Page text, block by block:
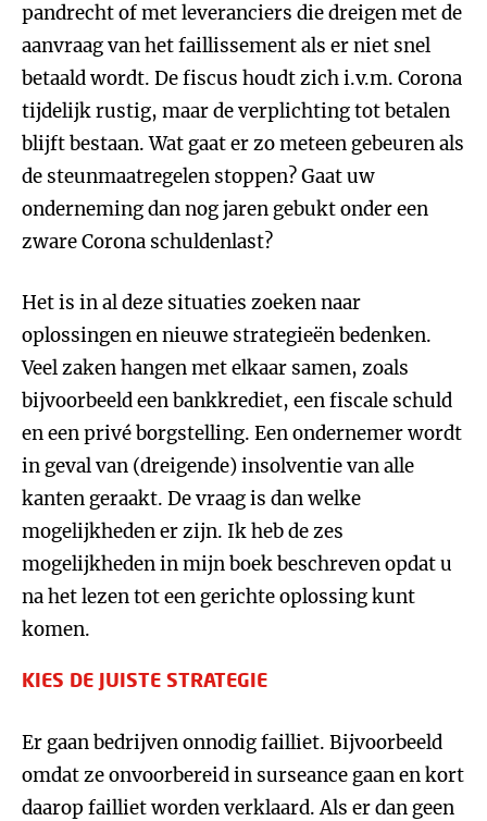
pandrecht of met leveranciers die dreigen met de
aanvraag van het faillissement als er niet snel
betaald wordt. De fiscus houdt zich i.v.m. Corona
tijdelijk rustig, maar de verplichting tot betalen
blijft bestaan. Wat gaat er zo meteen gebeuren als
de steunmaatregelen stoppen? Gaat uw
onderneming dan nog jaren gebukt onder een
zware Corona schuldenlast?
Het is in al deze situaties zoeken naar
oplossingen en nieuwe strategieën bedenken.
Veel zaken hangen met elkaar samen, zoals
bijvoorbeeld een bankkrediet, een fiscale schuld
en een privé borgstelling. Een ondernemer wordt
in geval van (dreigende) insolventie van alle
kanten geraakt. De vraag is dan welke
mogelijkheden er zijn. Ik heb de zes
mogelijkheden in mijn boek beschreven opdat u
na het lezen tot een gerichte oplossing kunt
komen.
KIES DE JUISTE STRATEGIE
Er gaan bedrijven onnodig failliet. Bijvoorbeeld
omdat ze onvoorbereid in surseance gaan en kort
daarop failliet worden verklaard. Als er dan geen